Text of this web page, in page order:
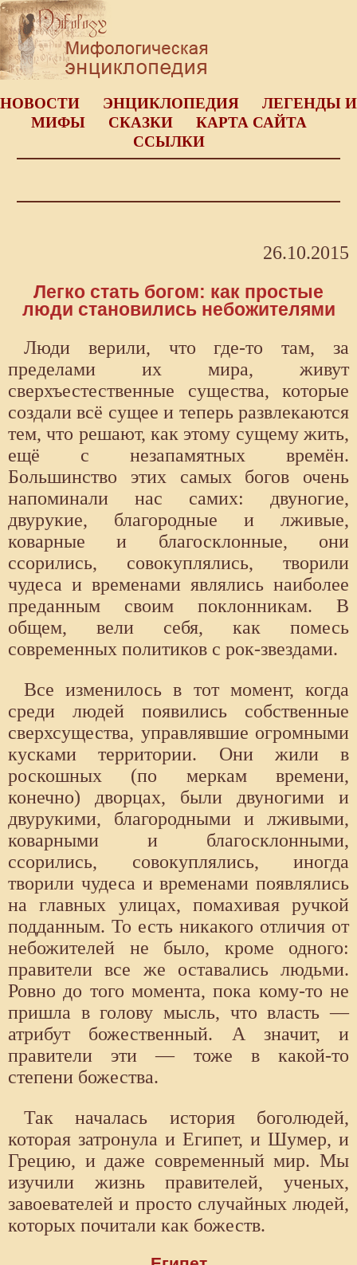
НОВОСТИ ЭНЦИКЛОПЕДИЯ
ЛЕГЕНДЫ И
МИФЫ
СКАЗКИ
КАРТА САЙТА
ССЫЛКИ
26.10.2015
Легко стать богом: как простые
люди становились небожителями
Люди верили, что где-то там, за
пределами их мира, живут
сверхъестественные существа, которые
создали всё сущее и теперь развлекаются
тем, что решают, как этому сущему жить,
ещё с незапамятных времён.
Большинство этих самых богов очень
напоминали нас самих: двуногие,
двурукие, благородные и лживые,
коварные и благосклонные, они
ссорились, совокуплялись, творили
чудеса и временами являлись наиболее
преданным своим поклонникам. В
общем, вели себя, как помесь
современных политиков с рок-звездами.
Все изменилось в тот момент, когда
среди людей появились собственные
сверхсущества, управлявшие огромными
кусками территории. Они жили в
роскошных (по меркам времени,
конечно) дворцах, были двуногими и
двурукими, благородными и лживыми,
коварными и благосклонными,
ссорились, совокуплялись, иногда
творили чудеса и временами появлялись
на главных улицах, помахивая ручкой
подданным. То есть никакого отличия от
небожителей не было, кроме одного:
правители все же оставались людьми.
Ровно до того момента, пока кому-то не
пришла в голову мысль, что власть —
атрибут божественный. А значит, и
правители эти — тоже в какой-то
степени божества.
Так началась история боголюдей,
которая затронула и Египет, и Шумер, и
Грецию, и даже современный мир. Мы
изучили жизнь правителей, ученых,
завоевателей и просто случайных людей,
которых почитали как божеств.